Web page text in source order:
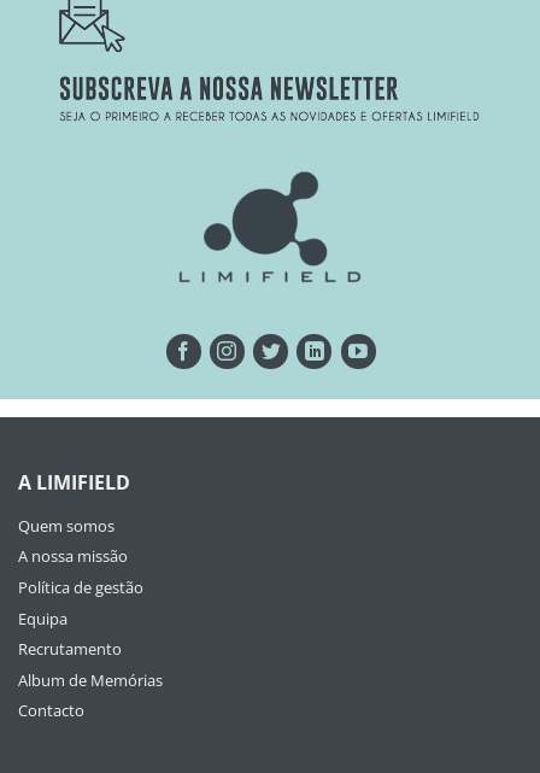
A LIMIFIELD
Quem somos
A nossa missão
Política de gestão
Equipa
Recrutamento
Album de Memórias
Contacto